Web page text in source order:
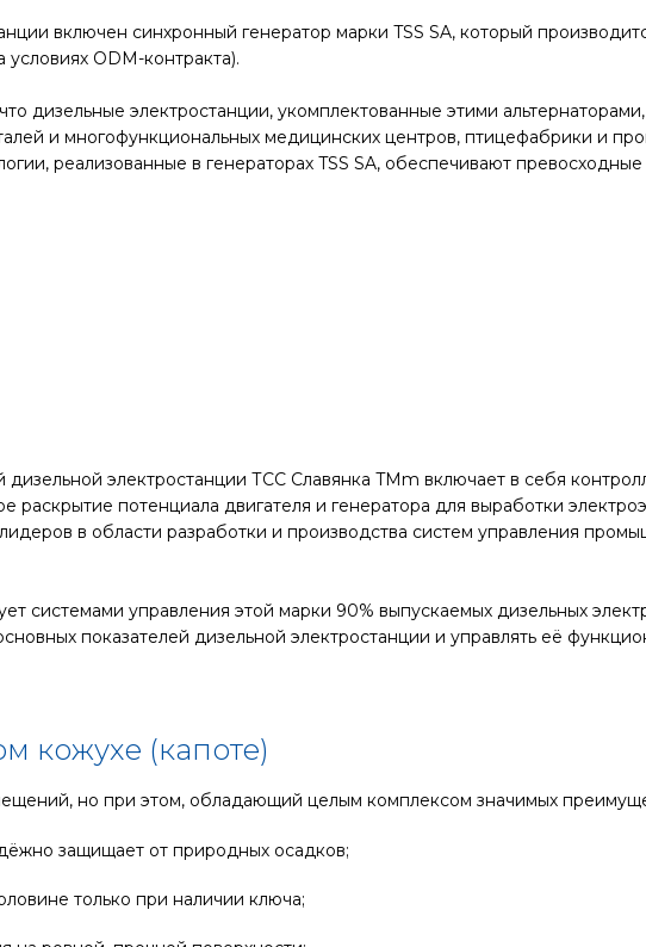
включен синхронный генератор марки TSS SA, который
ODM-контракта).
дизельные электростанции, укомплектованные этими
и многофункциональных медицинских центров, птицефабрики и
реализованные в генераторах TSS SA, обеспечивают
дизельной электростанции ТСС Славянка TMm включает в себя
раскрытие потенциала двигателя и генератора для выработки
в области разработки и производства систем управления
системами управления этой марки 90% выпускаемых дизельных
показателей дизельной электростанции и управлять её
кожухе (капоте)
но при этом, обладающий целым комплексом значимых
защищает от природных осадков;
только при наличии ключа;